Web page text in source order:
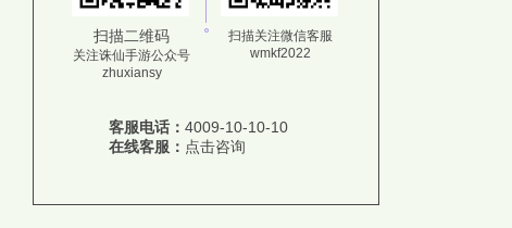
扫描二维码
关注诛仙手游公众号
zhuxiansy
扫描关注微信客服
wmkf2022
客服电话： 4009-10-10-10
在线客服： 点击咨询